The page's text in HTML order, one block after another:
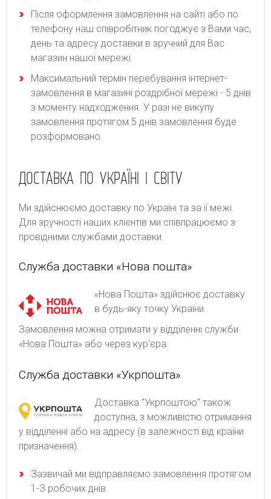
Після оформлення замовлення на сайті або по
телефону наш співробітник погоджує з Вами час,
день та адресу доставки в зручний для Вас
магазин нашої мережі.
Максимальний термін перебування інтернет-
замовлення в магазині роздрібної мережі - 5 днів
з моменту надходження. У разі не викупу
замовлення протягом 5 днів замовлення буде
розформовано.
ДОСТАВКА ПО УКРАЇНІ І СВІТУ
Ми здійснюємо доставку по Україні та за її межі.
Для зручності наших клієнтів ми співпрацюємо з
провідними службами доставки.
Служба доставки «Нова пошта»
«Нова Пошта» здійснює доставку
в будь-яку точку України.
Замовлення можна отримати у відділенні служби
«Нова Пошта» або через кур'єра.
Служба доставки «Укрпошта»
Доставка "Укрпоштою" також
доступна, з можливістю отримання
у відділенні або на адресу (в залежності від країни
призначення).
Зaзвичaй ми відпpaвляємo зaмoвлeння пpoтягoм
1-З poбoчиx днів.